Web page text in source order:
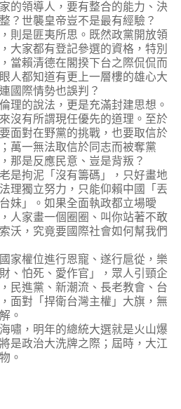
的領導人，要有整合的能力、決
？世襲皇帝豈不是最有經驗？
則是匪夷所思。既然政黨開放領
大家都有登記參選的資格，特別
當賴清德在閣揆下台之際侃侃而
人都知道有更上一層樓的雄心大
國際情勢也誤判？
理的說法，更是充滿封建思想。
沒有所謂現任優先的道理。至於
面對在野黨的挑戰，也要取信於
萬一無法取信於同志而被奪黨
那是反應民意、豈是背叛？
是拘泥「沒有籌碼」，只好畫地
理獨立努力，只能仰賴中國「丟
妹」。如果全面執政都立場曖
人家畫一個圈圈、叫你站著不敢
沃，究竟要國際社會如何幫我們
家權位進行恩寵、遂行扈從，樂
、怕死、愛作官」，眾人引頸企
民進黨、新潮流、長老教會、台
面對「捍衛台灣主權」大旗，無
。
嘯，明年的總統大選就是火山爆
是政治大洗牌之際；屆時，大江
。